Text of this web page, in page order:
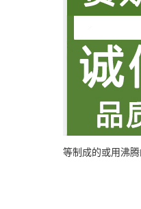
等制成的或用沸